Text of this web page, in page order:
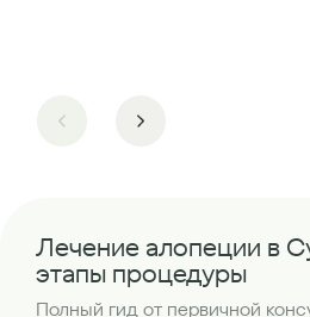
Лечение алопеции в
этапы процедуры
Полный гид от первичной